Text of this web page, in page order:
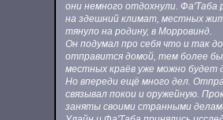
они немного отдохнули. Фа'Таба
на здешний климат, местных
тянуло на родину, в Морровинд.
Он подумал про себя что и так
отправится домой, тем более
местных краёв уже можно будет
Но впереди ещё много дел.
связывал покои и оружейную.
заняты своими странными